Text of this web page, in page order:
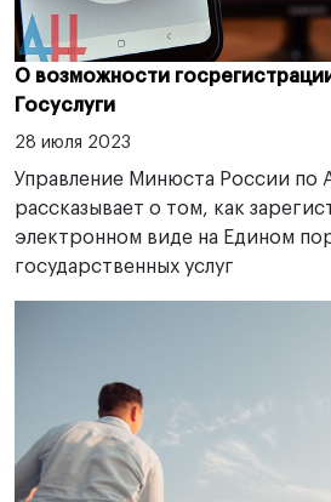
О возможности
Госуслуги
28 июля 2023
Управление Минюста России по
рассказывает о том, как
электронном виде на Едином
государственных услуг